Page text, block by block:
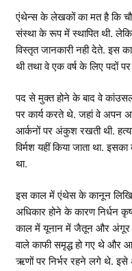
एंथेन्स के लेखकों का मत है कि
संस्था के रूप में स्थापित थी.
विस्तृत जानकारी नही देते. इस
थी तथा वे एक वर्ष के लिए पदों
पद से मुक्त होने के बाद वे
पर कार्य करते थे. जहां वे अपन
आर्कनों पर अंकुश रखती थी.
विर्मश यहीं किया जाता था.
था.
इस काल में एंथेस के कानून लिखित
अधिकार होने के कारण निर्धन
काल में यूनान में जैतून और अंगूर
वाले काफी समृद्ध हो गए थे और
ऋणों पर निर्भर रहने लगे थे. इसे